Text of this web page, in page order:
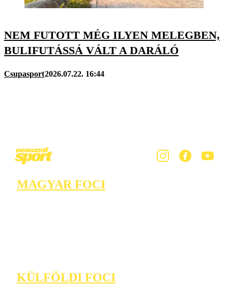
NEM FUTOTT MÉG ILYEN MELEGBEN,
BULIFUTÁSSÁ VÁLT A DARÁLÓ
Csupasport2026.07.22. 16:44
MAGYAR FOCI
KÜLFÖLDI FOCI